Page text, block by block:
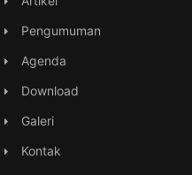
Pengumuman
Agenda
Download
Galeri
Kontak